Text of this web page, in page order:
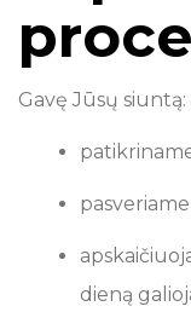
Gavę Jūsų siuntą:
dieną